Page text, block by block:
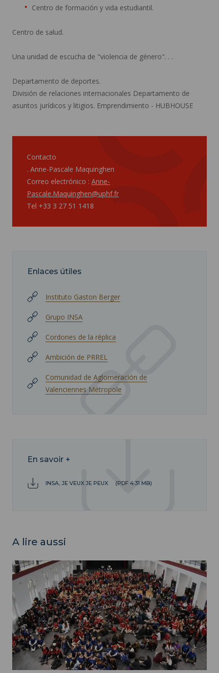
Centro de formación y vida estudiantil.
Centro de salud.
Una unidad de escucha de "violencia de género". . .
Departamento de deportes.
División de relaciones internacionales Departamento de
asuntos jurídicos y litigios. Emprendimiento - HUBHOUSE
Contacto
. Anne-Pascale Maquinghen
Correo electrónico : Anne-
Pascale.Maquinghen@uphf.fr
Tel +33 3 27 51 1418
Enlaces útiles
Instituto Gaston Berger
Grupo INSA
Cordones de la réplica
Ambición de PRREL
Comunidad de Aglomeración de
Valenciennes Métropole
En savoir +
INSA, JE VEUX JE PEUX (PDF 4.31 MB)
A lire aussi